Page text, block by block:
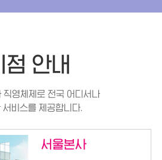
점 안내
직영체제로 전국 어디서나
서비스를 제공합니다.
서울본사